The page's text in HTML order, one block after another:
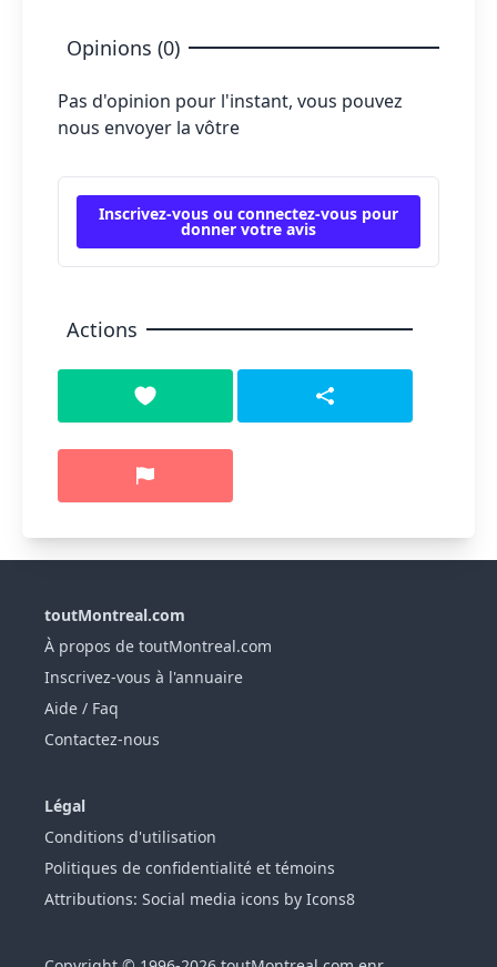
Opinions (0)
Pas d'opinion pour l'instant, vous pouvez
nous envoyer la vôtre
Inscrivez-vous ou connectez-vous pour
donner votre avis
Actions
toutMontreal.com
À propos de toutMontreal.com
Inscrivez-vous à l'annuaire
Aide / Faq
Contactez-nous
Légal
Conditions d'utilisation
Politiques de confidentialité et témoins
Attributions: Social media icons by Icons8